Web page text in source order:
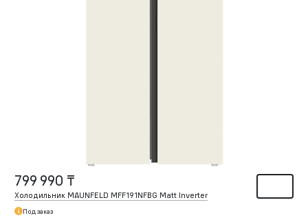
799 990 ₸
Холодильник MAUNFELD MFF191NFBG Matt Inverter
Под заказ